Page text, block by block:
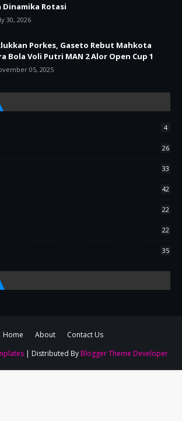
Dinamika Rotasi
30, 2026
Porkes, Gaseto Rebut Mahkota
Bola Voli Putri MAN 2 Alor Open Cup 1
05, 2025
4
26
33
42
22
22
35
Home About
Contact Us
| Distributed By Blogger Theme Developer